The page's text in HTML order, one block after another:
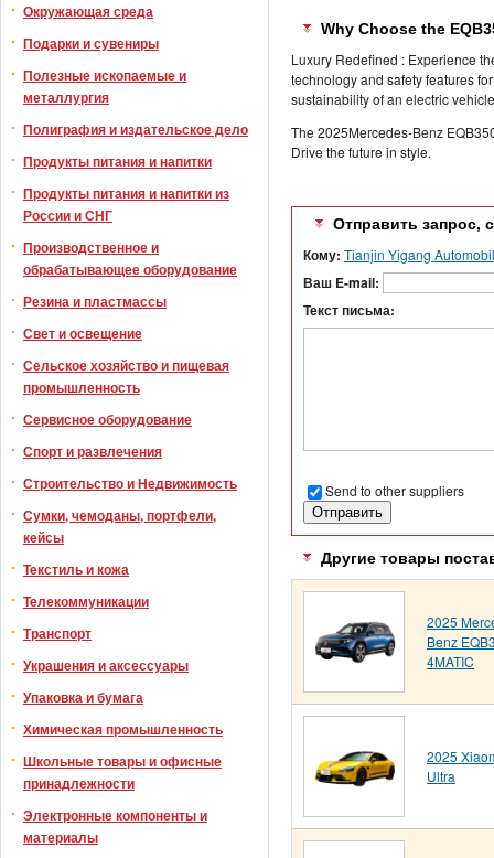
Окружающая среда
Подарки и сувениры
Полезные ископаемые и
металлургия
Полиграфия и издательское дело
Продукты питания и напитки
Продукты питания и напитки из
России и СНГ
Производственное и
обрабатывающее оборудование
Резина и пластмассы
Свет и освещение
Сельское хозяйство и пищевая
промышленность
Сервисное оборудование
Спорт и развлечения
Строительство и Недвижимость
Сумки, чемоданы, портфели,
кейсы
Текстиль и кожа
Телекоммуникации
Транспорт
Украшения и аксессуары
Упаковка и бумага
Химическая промышленность
Школьные товары и офисные
принадлежности
Электронные компоненты и
материалы
Why Choose the
Luxury Redefined : Experience
technology and safety features
sustainability of an electric
The 2025Mercedes-Benz
Drive the future in style.
Отправить запрос,
Кому: Tianjin Yigang
Ваш E-mail:
Текст письма:
Send to other suppliers
Другие товары
2025
Benz
4MATIC
2025
Ultra